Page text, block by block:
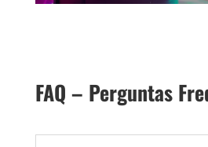
FAQ – Perguntas